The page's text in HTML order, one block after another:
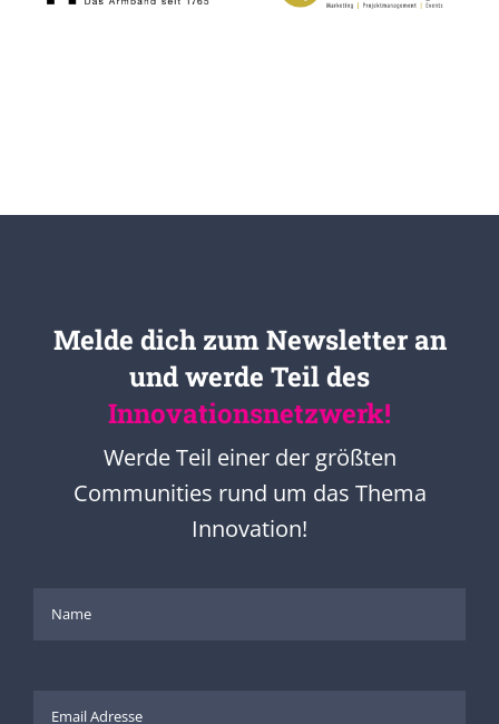
Melde dich zum Newsletter an
und werde Teil des
Innovationsnetzwerk!
Werde Teil einer der größten
Communities rund um das Thema
Innovation!